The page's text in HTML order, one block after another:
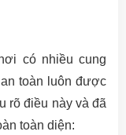
có nhiều cung
toàn luôn được
rõ điều này và đã
toàn diện: